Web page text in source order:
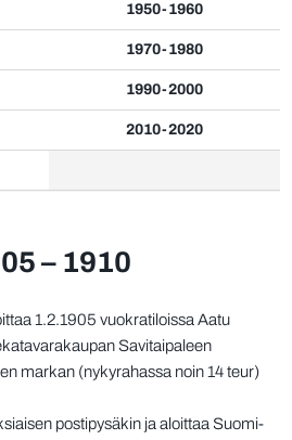
1950-1960
1970-1980
1990-2000
2010-2020
– 1910
1.2.1905 vuokratiloissa Aatu
Savitaipaleen
markan (nykyrahassa noin 14 teur)
postipysäkin ja aloittaa Suomi-